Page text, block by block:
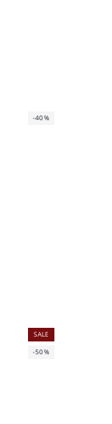
-40%
SALE
-50%